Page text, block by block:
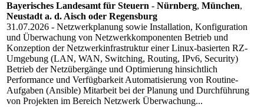
Bayerisches Landesamt für Steuern - Nürnberg, München,
Neustadt a. d. Aisch oder Regensburg
31.07.2026 - Netzwerkplanung sowie Installation, Konfiguration
und Überwachung von Netzwerkkomponenten Betrieb und
Konzeption der Netzwerkinfrastruktur einer Linux-basierten RZ-
Umgebung (LAN, WAN, Switching, Routing, IPv6, Security)
Betrieb der Netzübergänge und Optimierung hinsichtlich
Performance und Verfügbarkeit Automatisierung von Routine-
Aufgaben (Ansible) Mitarbeit bei der Planung und Durchführung
von Projekten im Bereich Netzwerk Überwachung...